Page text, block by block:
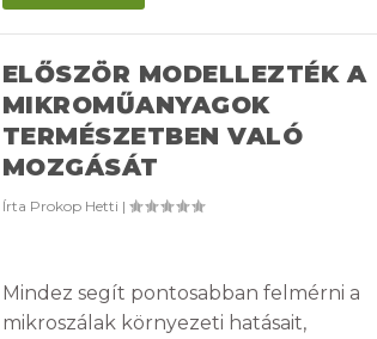
ELŐSZÖR MODELLEZTÉK A
MIKROMŰANYAGOK
TERMÉSZETBEN VALÓ
MOZGÁSÁT
Írta Prokop Hetti |
Mindez segít pontosabban felmérni a
mikroszálak környezeti hatásait,